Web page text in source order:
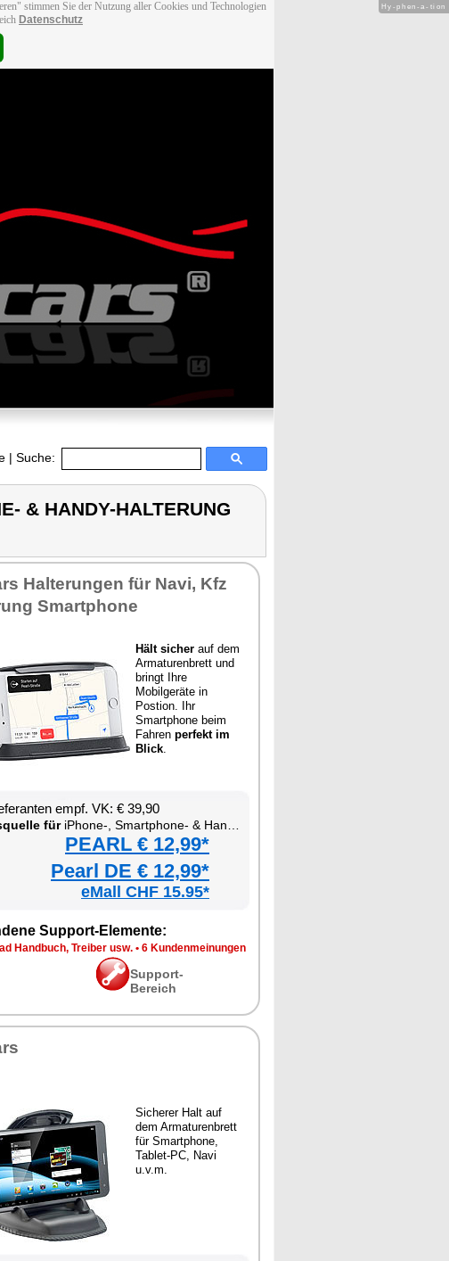
stimmen Sie der Nutzung aller Cookies und Technologien
Datenschutz
| Suche:
& HANDY-HALTERUNG
Halterungen für Navi, Kfz
Smartphone
Hält sicher auf dem
Armaturenbrett und
bringt Ihre
Mobilgeräte in
Postion. Ihr
Smartphone beim
Fahren perfekt im
Blick.
empf. VK: € 39,90
füriPhone-, Smartphone- & Handy-Halterung fürs Kfz-Armaturenbrett
PEARL € 12,99*
Pearl DE € 12,99*
eMall CHF 15.95*
Support-Elemente:
Handbuch, Treiber usw. • 6 Kundenmeinungen
Support-
Bereich
Sicherer Halt auf
dem Armaturenbrett
für Smartphone,
Tablet-PC, Navi
u.v.m.
Hy-phen-a-tion